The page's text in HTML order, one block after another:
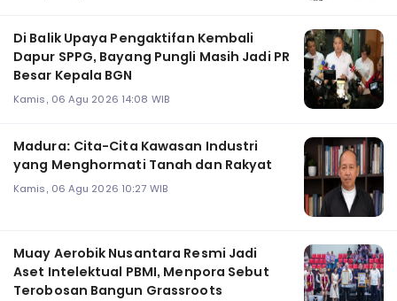
Di Balik Upaya Pengaktifan Kembali
Dapur SPPG, Bayang Pungli Masih Jadi PR
Besar Kepala BGN
Kamis, 06 Agu 2026 14:08 WIB
Madura: Cita-Cita Kawasan Industri
yang Menghormati Tanah dan Rakyat
Kamis, 06 Agu 2026 10:27 WIB
Muay Aerobik Nusantara Resmi Jadi
Aset Intelektual PBMI, Menpora Sebut
Terobosan Bangun Grassroots